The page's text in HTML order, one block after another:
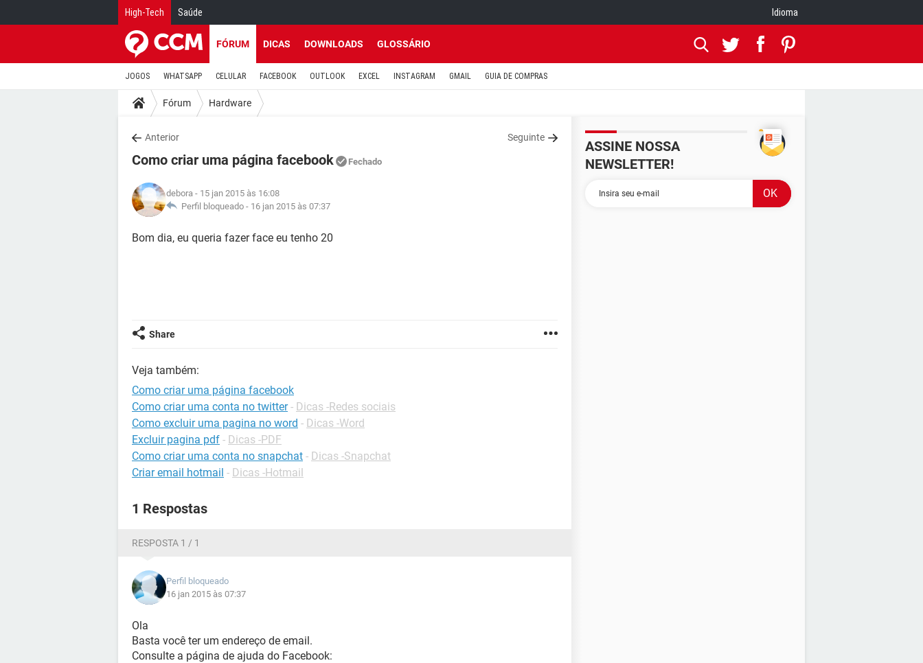
High-Tech Saúde Idioma
FÓRUM DICAS DOWNLOADS GLOSSÁRIO
JOGOS WHATSAPP CELULAR FACEBOOK OUTLOOK EXCEL INSTAGRAM GMAIL GUIA DE COMPRAS
Fórum Hardware
Anterior Seguinte
Como criar uma página facebook Fechado
debora - 15 jan 2015 às 16:08
Perfil bloqueado - 16 jan 2015 às 07:37
Bom dia, eu queria fazer face eu tenho 20
Share
Veja também:
Como criar uma página facebook
Como criar uma conta no twitter - Dicas -Redes sociais
Como excluir uma pagina no word - Dicas -Word
Excluir pagina pdf - Dicas -PDF
Como criar uma conta no snapchat - Dicas -Snapchat
Criar email hotmail - Dicas -Hotmail
1 Respostas
RESPOSTA 1 / 1
Perfil bloqueado
16 jan 2015 às 07:37
Ola
Basta você ter um endereço de email.
Consulte a página de ajuda do Facebook:
ASSINE NOSSA
NEWSLETTER!